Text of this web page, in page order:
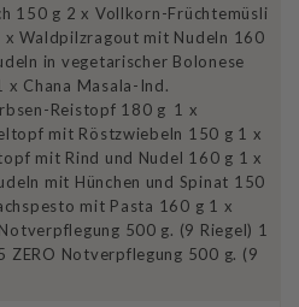
150 g 2 x Vollkorn-Früchtemüsli
x Waldpilzragout mit Nudeln 160
in vegetarischer Bolonese
x Chana Masala-Ind.
Reistopf 180 g 1 x
mit Röstzwiebeln 150 g 1 x
mit Rind und Nudel 160 g 1 x
mit Hünchen und Spinat 150
mit Pasta 160 g 1 x
500 g. (9 Riegel) 1
ZERO Notverpflegung 500 g. (9